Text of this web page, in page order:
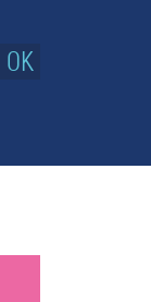
OK